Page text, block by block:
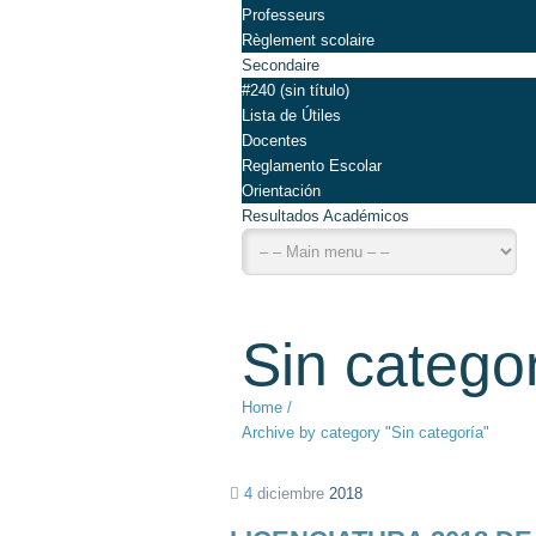
Professeurs
Règlement scolaire
Secondaire
#240 (sin título)
Lista de Útiles
Docentes
Reglamento Escolar
Orientación
Resultados Académicos
Sin
Home /
Archive by category "Sin categoría"
4 diciembre 2018